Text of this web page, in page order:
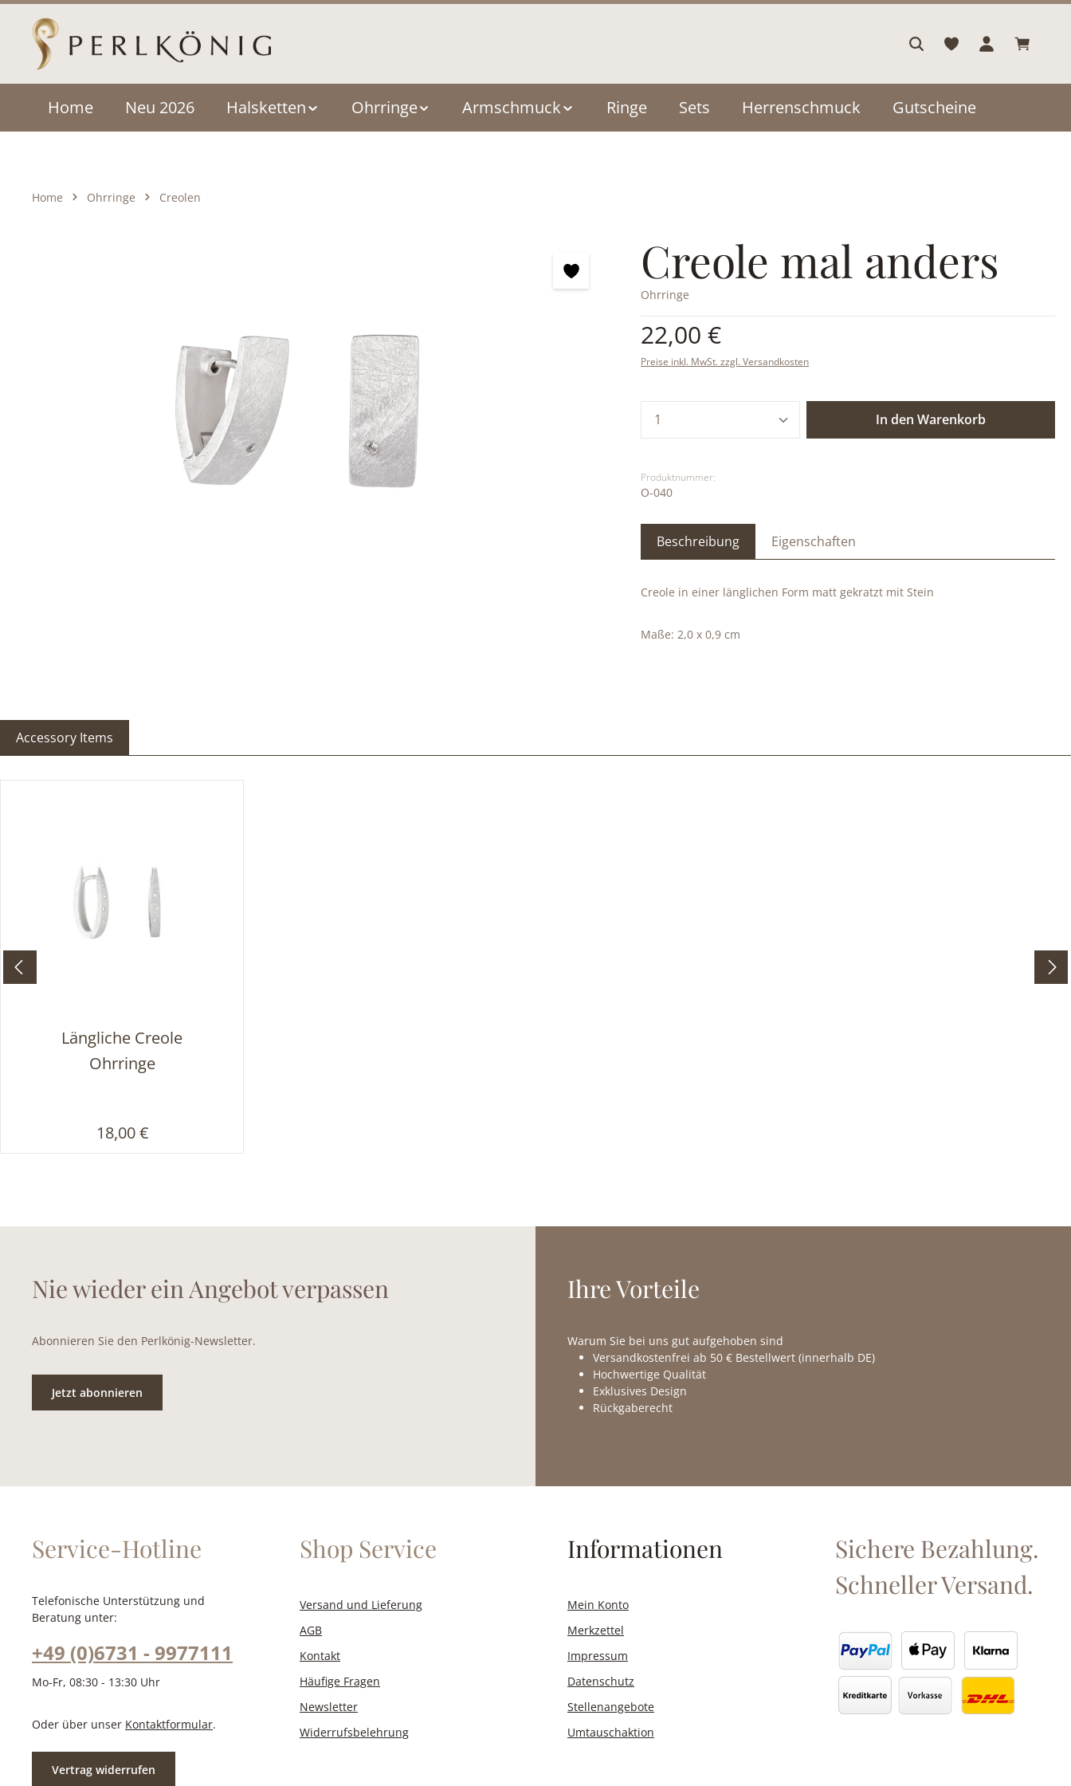
Hauptinhalt springen
Zur Hauptnavigation springen
Home Neu 2026 Halsketten Ohrringe Armschmuck Ringe Sets Herrenschmuck Gutscheine
Home Ohrringe Creolen
Creole mal anders
Ohrringe
Regulärer Preis:
22,00 €
Preise inkl. MwSt. zzgl. Versandkosten
Produkt Anzahl: Gib den gewünschten Wert
In den Warenkorb
Produktnummer:
O-040
Beschreibung Eigenschaften
Creole in einer länglichen Form matt gekratzt mit Stein
Maße: 2,0 x 0,9 cm
Accessory Items
Längliche Creole
Ohrringe
Regulärer Preis:
18,00 €
Nie wieder ein Angebot verpassen
Abonnieren Sie den Perlkönig-Newsletter.
Jetzt abonnieren
Ihre Vorteile
Warum Sie bei uns gut aufgehoben sind
Versandkostenfrei ab 50 € Bestellwert (innerhalb DE)
Hochwertige Qualität
Exklusives Design
Rückgaberecht
Service-Hotline
Telefonische Unterstützung und
Beratung unter:
+49 (0)6731 - 9977111
Mo-Fr, 08:30 - 13:30 Uhr
Oder über unser Kontaktformular.
Vertrag widerrufen
Shop Service
Versand und Lieferung
AGB
Kontakt
Häufige Fragen
Newsletter
Widerrufsbelehrung
Informationen
Mein Konto
Merkzettel
Impressum
Datenschutz
Stellenangebote
Umtauschaktion
Sichere Bezahlung.
Schneller Versand.